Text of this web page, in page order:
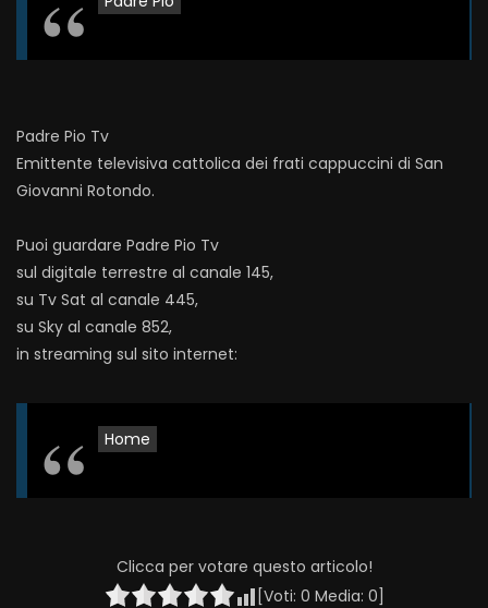
Padre Pio Tv
Emittente televisiva cattolica dei frati cappuccini di San
Giovanni Rotondo.
Puoi guardare Padre Pio Tv
sul digitale terrestre al canale 145,
su Tv Sat al canale 445,
su Sky al canale 852,
in streaming sul sito internet:
Home
Clicca per votare questo articolo!
[Voti: 0 Media: 0]